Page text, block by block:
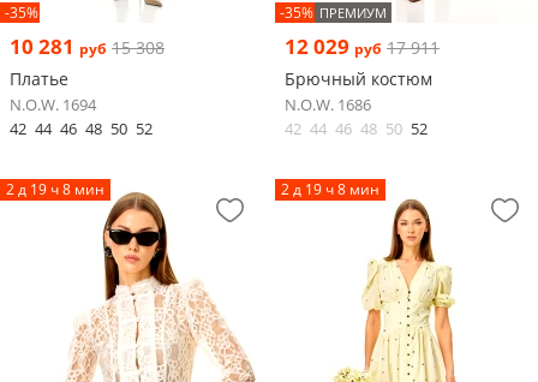
-35%
10 281 руб 15 308
Платье
N.O.W. 1694
42 44 46 48 50 52
-35% ПРЕМИУМ
12 029 руб 17 911
Брючный костюм
N.O.W. 1686
42 44 46 48 50 52
2 д 19 ч 8 мин 2 д 19 ч 8 мин